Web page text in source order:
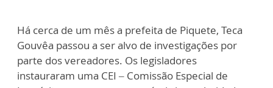
Há cerca de um mês a prefeita de Piquete, Teca
Gouvêa passou a ser alvo de investigações por
parte dos vereadores. Os legisladores
instauraram uma CEI – Comissão Especial de